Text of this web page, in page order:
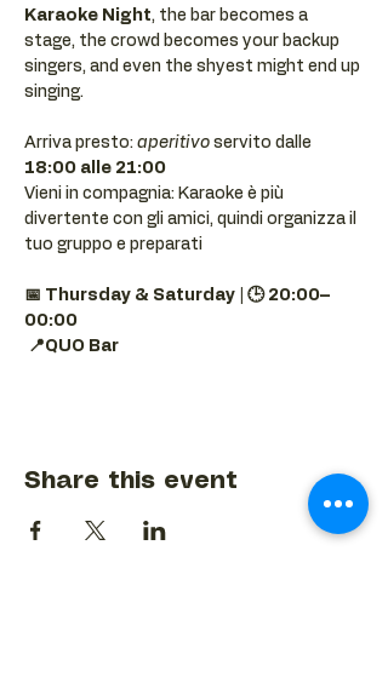
Karaoke Night, the bar becomes a
stage, the crowd becomes your backup
singers, and even the shyest might end up
singing.
Arriva presto: aperitivo servito dalle
18:00 alle 21:00
Vieni in compagnia: Karaoke è più
divertente con gli amici, quindi organizza il
tuo gruppo e preparati
📅 Thursday & Saturday | 🕒 20:00–
00:00
📍QUO Bar
Share this event